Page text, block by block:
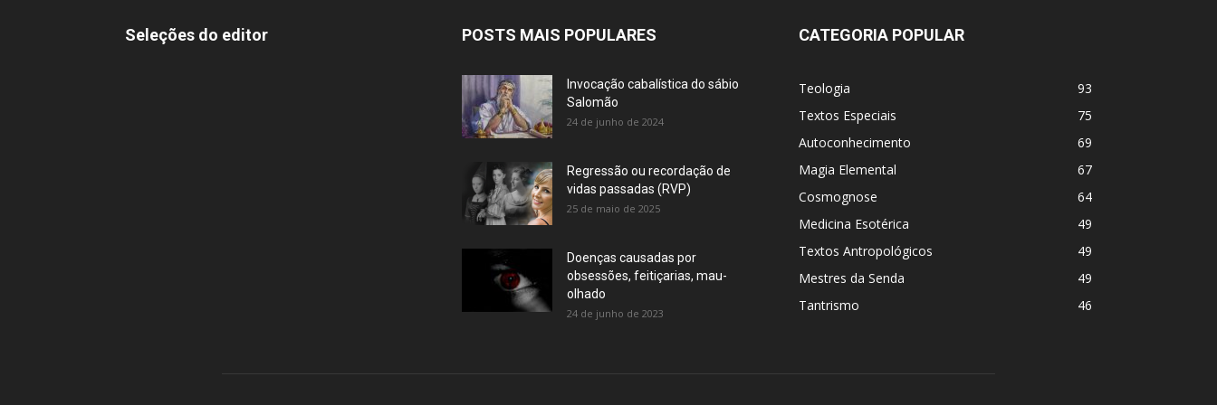
Seleções do editor POSTS MAIS POPULARES
Invocação cabalística do sábio
Salomão
24 de junho de 2024
Regressão ou recordação de
vidas passadas (RVP)
25 de maio de 2025
Doenças causadas por
obsessões, feitiçarias, mau-
olhado
24 de junho de 2023
CATEGORIA POPULAR
Teologia
93
Textos Especiais
75
Autoconhecimento
69
Magia Elemental
67
Cosmognose
64
Medicina Esotérica
49
Textos Antropológicos
49
Mestres da Senda
49
Tantrismo
46